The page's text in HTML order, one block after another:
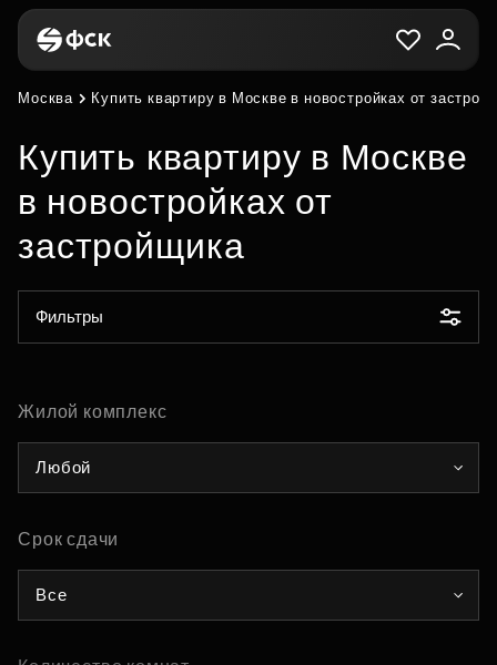
Москва Купить квартиру в Москве в новостройках от
Купить квартиру в Москве
в новостройках от
застройщика
Фильтры
Жилой комплекс
Любой
Срок сдачи
Все